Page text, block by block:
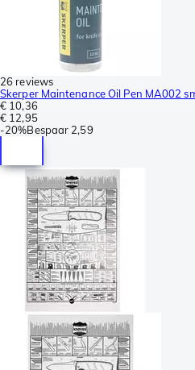
26 reviews
Skerper Maintenance Oil Pen MA002
€ 10,36
€ 12,95
-20%Bespaar 2,59